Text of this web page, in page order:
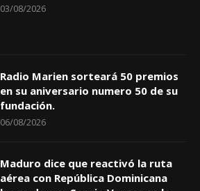
03/08/2026
Radio Marien sorteará 50 premios
en su aniversario numero 50 de su
fundación.
06/08/2026
Maduro dice que reactivó la ruta
aérea con República Dominicana